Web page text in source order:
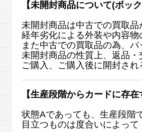
【未開封商品について(ボッ
未開封商品は中古での買取品
経年劣化による外装や内容物
また中古での買取品の為、
未開封商品の性質上、返品・
ご購入、ご購入後に開封さ
【生産段階からカードに存
状態Aであっても、生産段階
目立つものは度合いによっ